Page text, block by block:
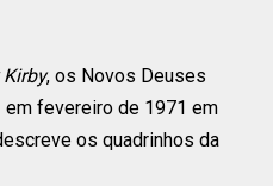
, os Novos Deuses
em fevereiro de 1971 em
os quadrinhos da